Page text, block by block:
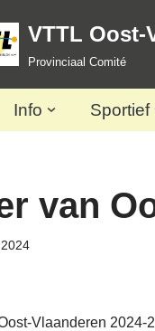
VTTL Oost-
Provinciaal Comité
Info Sportief
van
Vlaanderen 2024-